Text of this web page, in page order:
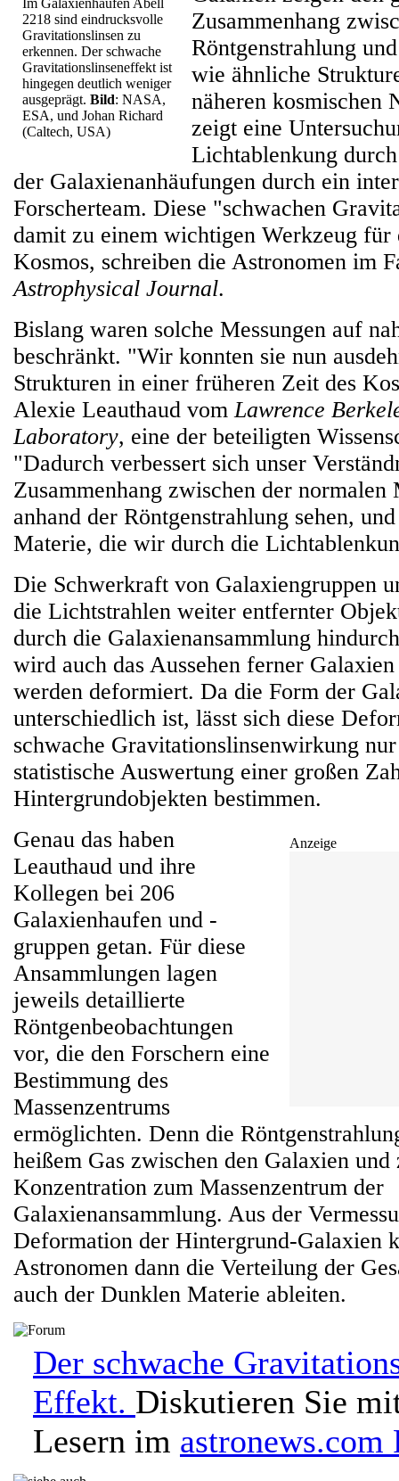
Im Galaxienhaufen Abell
2218 sind eindrucksvolle
Gravitationslinsen zu
erkennen. Der schwache
Gravitationslinseneffekt ist
hingegen deutlich weniger
ausgeprägt. Bild: NASA,
ESA, und Johan Richard
(Caltech, USA)
Zusammenhang
Röntgenstrahlung
wie ähnliche
näheren kosmischen
zeigt eine
Lichtablenkung
der Galaxienanhäufungen durch ein
Forscherteam. Diese "schwachen
damit zu einem wichtigen Werkzeug für
Kosmos, schreiben die Astronomen im
Astrophysical Journal.
Bislang waren solche Messungen auf
beschränkt. "Wir konnten sie nun
Strukturen in einer früheren Zeit des
Alexie Leauthaud vomLawrence
Laboratory, eine der beteiligten
"Dadurch verbessert sich unser
Zusammenhang zwischen der
anhand der Röntgenstrahlung sehen,
Materie, die wir durch die
Die Schwerkraft von Galaxiengruppen
die Lichtstrahlen weiter entfernter
durch die Galaxienansammlung
wird auch das Aussehen ferner
werden deformiert. Da die Form der
unterschiedlich ist, lässt sich diese
schwache Gravitationslinsenwirkung
statistische Auswertung einer großen
Hintergrundobjekten bestimmen.
Anzeige
Genau das haben
Leauthaud und ihre
Kollegen bei 206
Galaxienhaufen und -
gruppen getan. Für diese
Ansammlungen lagen
jeweils detaillierte
Röntgenbeobachtungen
vor, die den Forschern eine
Bestimmung des
Massenzentrums
ermöglichten. Denn die
heißem Gas zwischen den Galaxien
Konzentration zum Massenzentrum der
Galaxienansammlung. Aus der
Deformation der Hintergrund-Galaxien
Astronomen dann die Verteilung der
auch der Dunklen Materie ableiten.
Der schwache
Effekt. Diskutieren Sie
Lesern im astronews.com